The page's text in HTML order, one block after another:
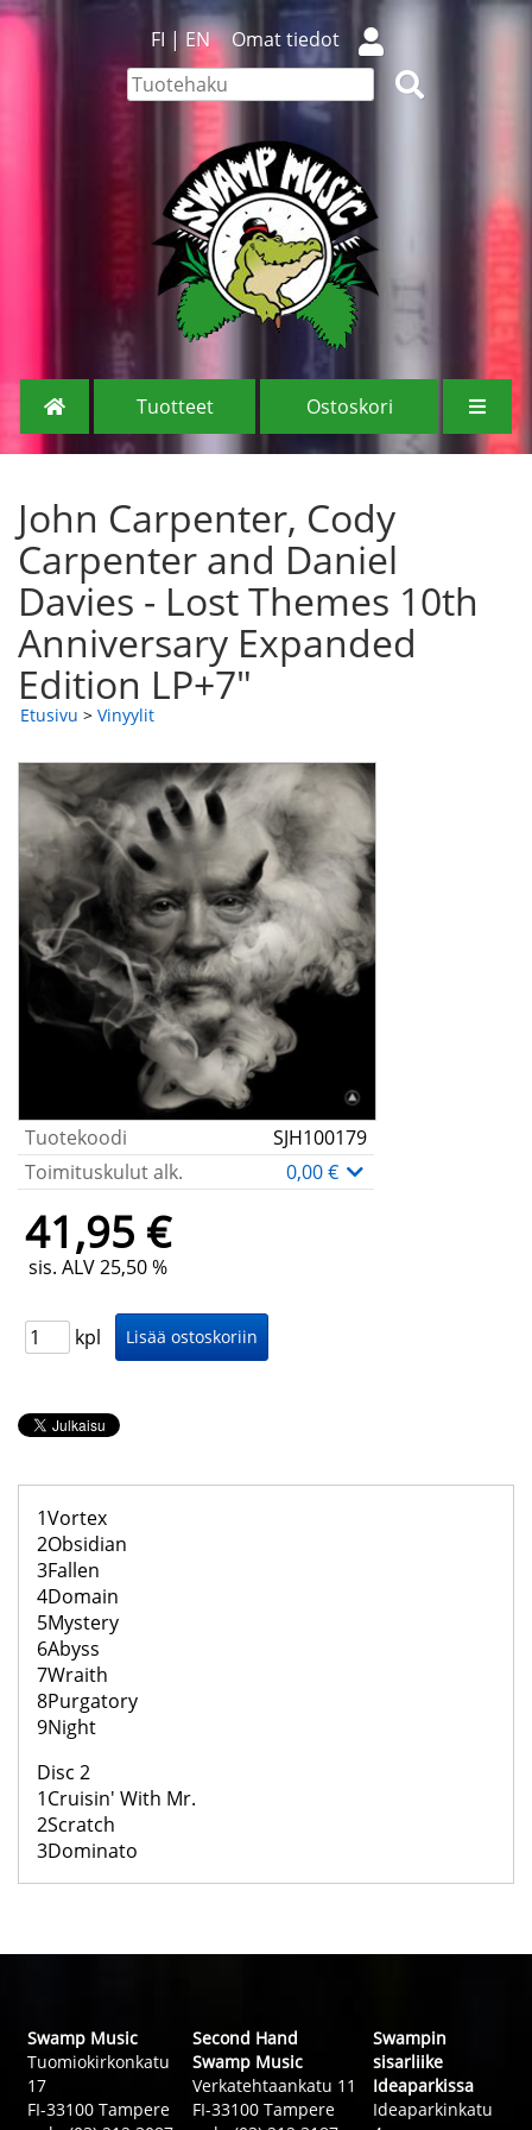
FI | EN Omat tiedot
Tuotteet Ostoskori
John Carpenter, Cody
Carpenter and Daniel
Davies - Lost Themes 10th
Anniversary Expanded
Edition LP+7"
Etusivu > Vinyylit
Tuotekoodi
SJH100179
Toimituskulut alk.
0,00 €
41,95 €
sis. ALV 25,50 %
kpl
1Vortex
2Obsidian
3Fallen
4Domain
5Mystery
6Abyss
7Wraith
8Purgatory
9Night
Disc 2
1Cruisin' With Mr.
2Scratch
3Dominato
Swamp Music
Tuomiokirkonkatu
17
FI-33100 Tampere
Second Hand
Swamp Music
Verkatehtaankatu 11
FI-33100 Tampere
Swampin
sisarliike
Ideaparkissa
Ideaparkinkatu